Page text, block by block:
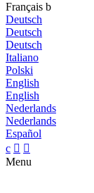
Français b
Deutsch
Deutsch
Deutsch
Italiano
Polski
English
English
Nederlands
Nederlands
Español
c  
Menu